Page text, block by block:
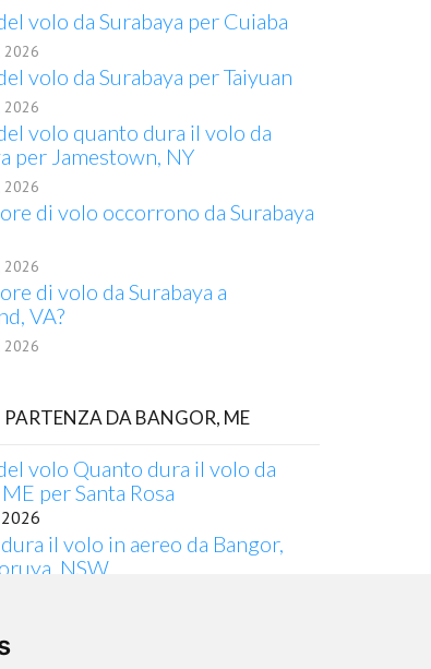
volo da Surabaya per Cuiaba
2026
volo da Surabaya per Taiyuan
2026
volo quanto dura il volo da
per Jamestown, NY
2026
di volo occorrono da Surabaya
2026
di volo da Surabaya a
VA?
2026
PARTENZA DA BANGOR, ME
volo Quanto dura il volo da
per Santa Rosa
il volo in aereo da Bangor,
NSW
per Khon Kaen